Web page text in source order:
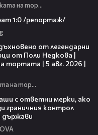
Черешката на тортата
1:0 /репортаж/
от легендарни
от Поли Недкова |
тортата | 5 авг. 2026 |
Черешката на тортата
с ответни мерки, ако
граничния контрол